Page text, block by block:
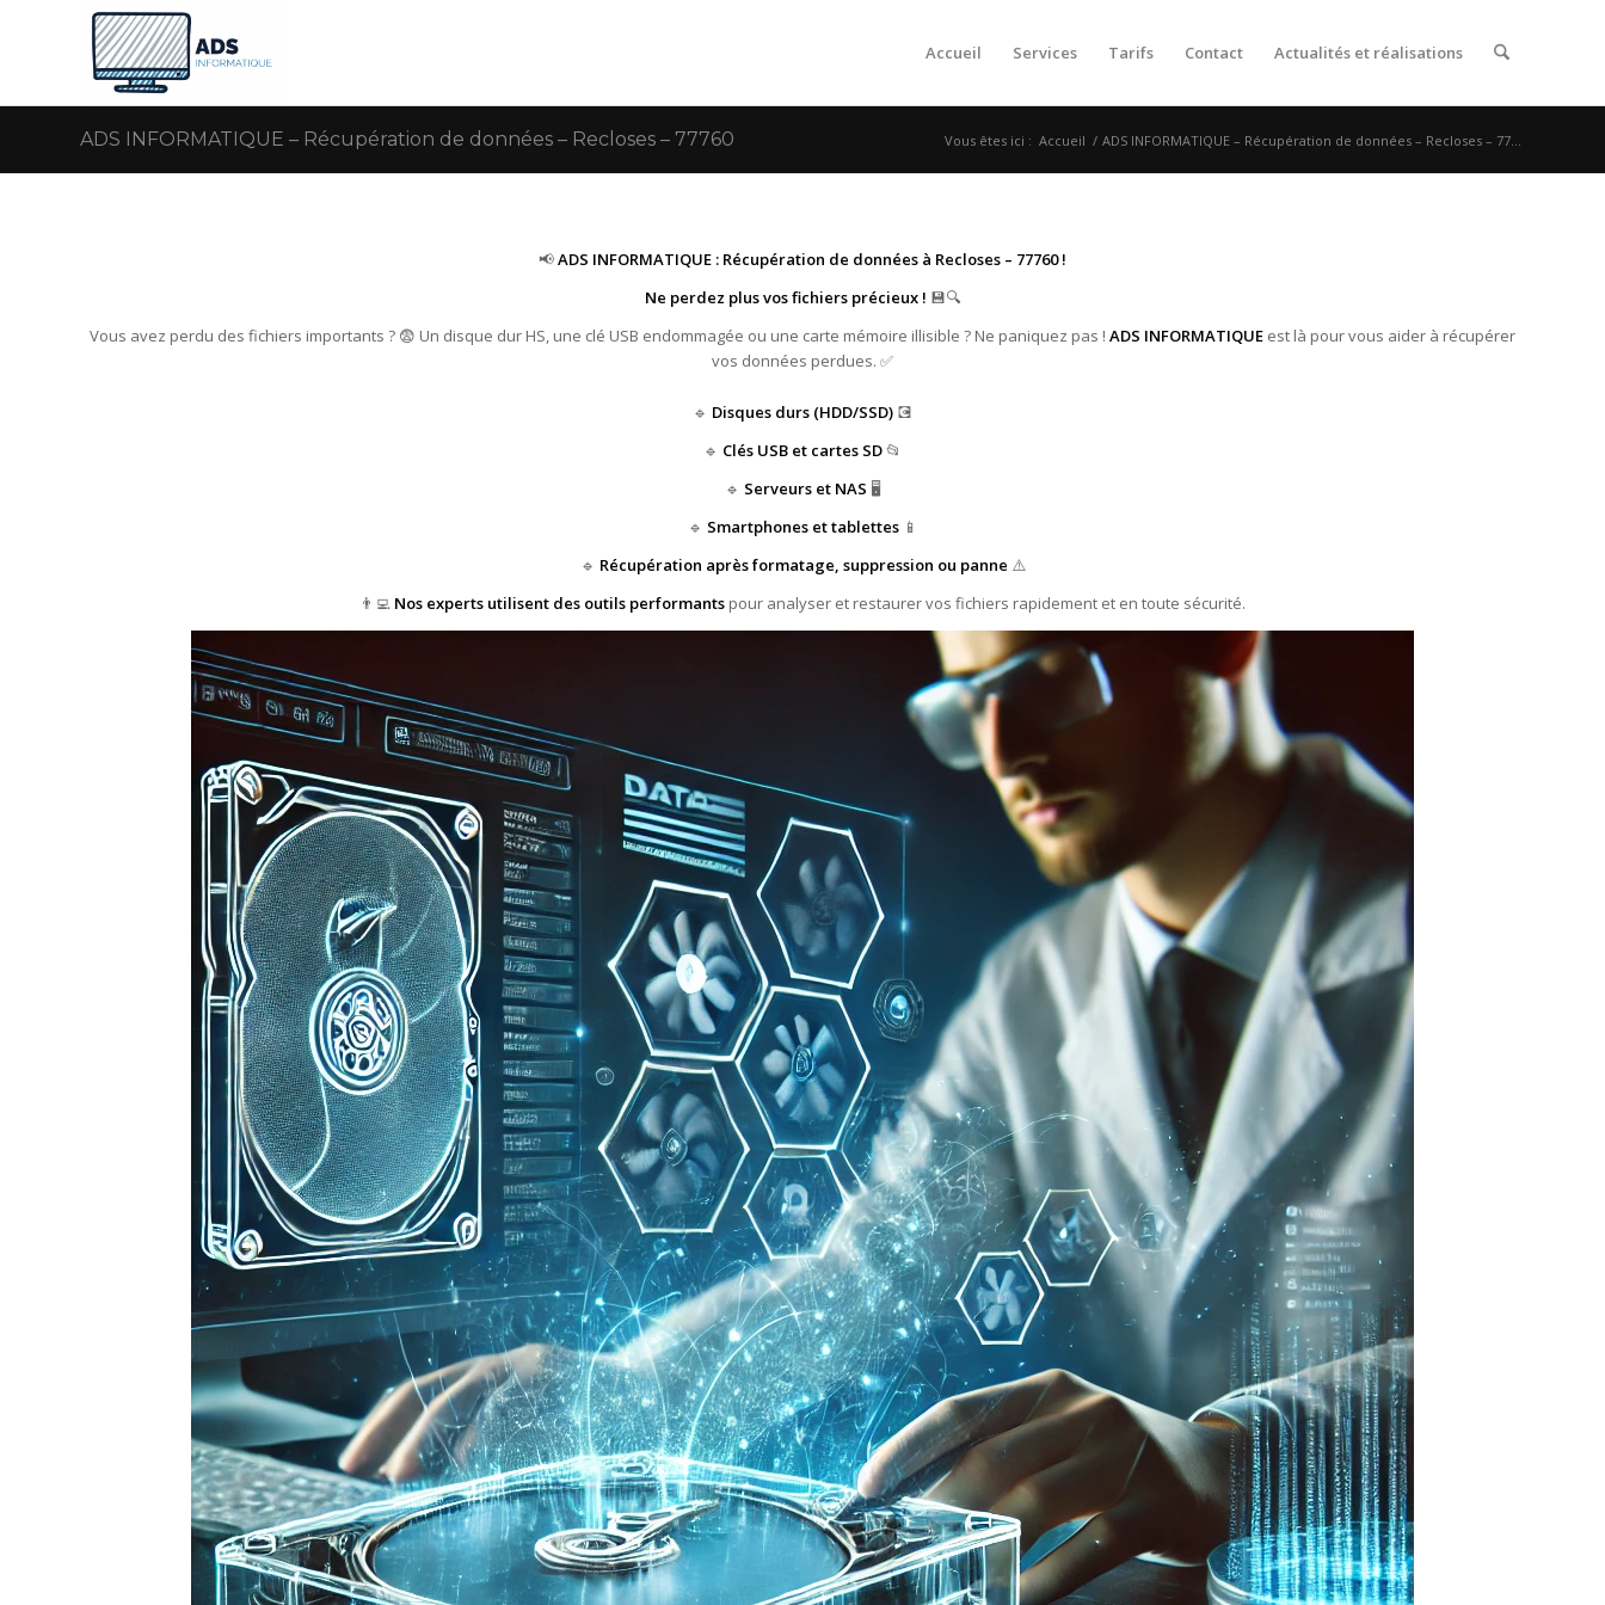
Accueil Services Tarifs Contact Actualités et réalisations
ADS INFORMATIQUE – Récupération de données – Recloses – 77760 Vous êtes ici : Accueil / ADS INFORMATIQUE – Récupération de données – Recloses – 77...
📢ADS INFORMATIQUE : Récupération de données à Recloses – 77760 !
Ne perdez plus vos fichiers précieux ! 💾🔍
Vous avez perdu des fichiers importants ? 😨 Un disque dur HS, une clé USB endommagée ou une carte mémoire illisible ? Ne paniquez pas ! ADS INFORMATIQUE est là pour vous aider à récupérer
vos données perdues. ✅
🔹 Disques durs (HDD/SSD) 💽
🔹 Clés USB et cartes SD📂
🔹 Serveurs et NAS 🖥️
🔹 Smartphones et tablettes📱
🔹 Récupération après formatage, suppression ou panne ⚠️
👨‍💻 Nos experts utilisent des outils performants pour analyser et restaurer vos fichiers rapidement et en toute sécurité.